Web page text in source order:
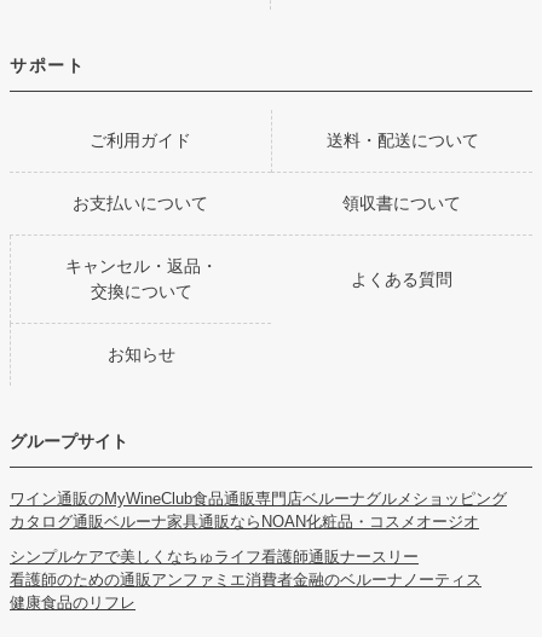
サポート
ご利用ガイド 送料・配送について
お支払いについて 領収書について
キャンセル・返品・
交換について
よくある質問
お知らせ
グループサイト
ワイン通販のMyWineClub食品通販専門店ベルーナグルメショッピング
カタログ通販ベルーナ家具通販ならNOAN化粧品・コスメオージオ
シンプルケアで美しくなちゅライフ看護師通販ナースリー
看護師のための通販アンファミエ消費者金融のベルーナノーティス
健康食品のリフレ